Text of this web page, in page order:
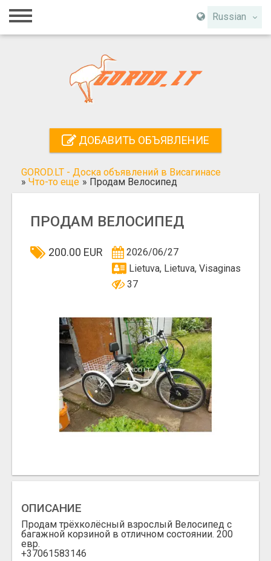
Russian
Главная
Регистрация
Поиск
ДОБАВИТЬ ОБЪЯВЛЕНИЕ
GOROD.LT - Доска объявлений в Висагинасе
» Что-то еще » Продам Велосипед
ПРОДАМ ВЕЛОСИПЕД
200.00 EUR
2026/06/27
Lietuva, Lietuva, Visaginas
37
ОПИСАНИЕ
Продам трёхколёсный взрослый Велосипед с
багажной корзиной в отличном состоянии. 200
евр.
+37061583146